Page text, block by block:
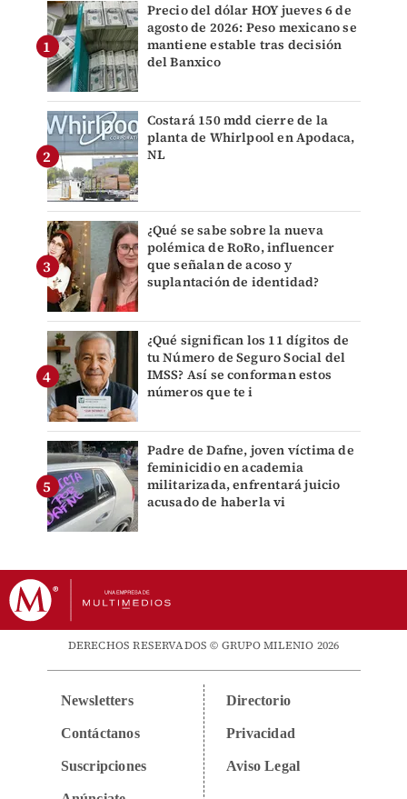
Precio del dólar HOY jueves 6 de
agosto de 2026: Peso mexicano se
mantiene estable tras decisión
del Banxico
Costará 150 mdd cierre de la
planta de Whirlpool en Apodaca,
NL
¿Qué se sabe sobre la nueva
polémica de RoRo, influencer
que señalan de acoso y
suplantación de identidad?
¿Qué significan los 11 dígitos de
tu Número de Seguro Social del
IMSS? Así se conforman estos
números que te i
Padre de Dafne, joven víctima de
feminicidio en academia
militarizada, enfrentará juicio
acusado de haberla vi
DERECHOS RESERVADOS © GRUPO MILENIO 2026
Newsletters
Contáctanos
Suscripciones
Directorio
Privacidad
Aviso Legal